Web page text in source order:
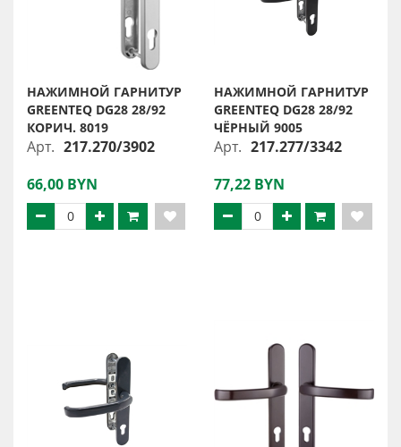
НАЖИМНОЙ ГАРНИТУР
GREENTEQ DG28 28/92
КОРИЧ. 8019
Арт. 217.270/3902
66,00 BYN
НАЖИМНОЙ ГАРНИТУР
GREENTEQ DG28 28/92
ЧЁРНЫЙ 9005
Арт. 217.277/3342
77,22 BYN